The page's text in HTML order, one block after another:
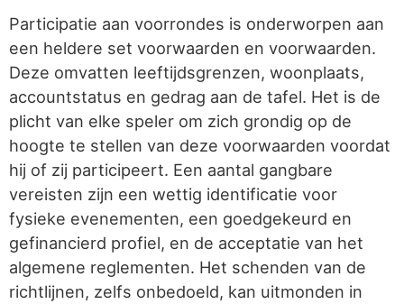
Participatie aan voorrondes is onderworpen aan
een heldere set voorwaarden en voorwaarden.
Deze omvatten leeftijdsgrenzen, woonplaats,
accountstatus en gedrag aan de tafel. Het is de
plicht van elke speler om zich grondig op de
hoogte te stellen van deze voorwaarden voordat
hij of zij participeert. Een aantal gangbare
vereisten zijn een wettig identificatie voor
fysieke evenementen, een goedgekeurd en
gefinancierd profiel, en de acceptatie van het
algemene reglementen. Het schenden van de
richtlijnen, zelfs onbedoeld, kan uitmonden in